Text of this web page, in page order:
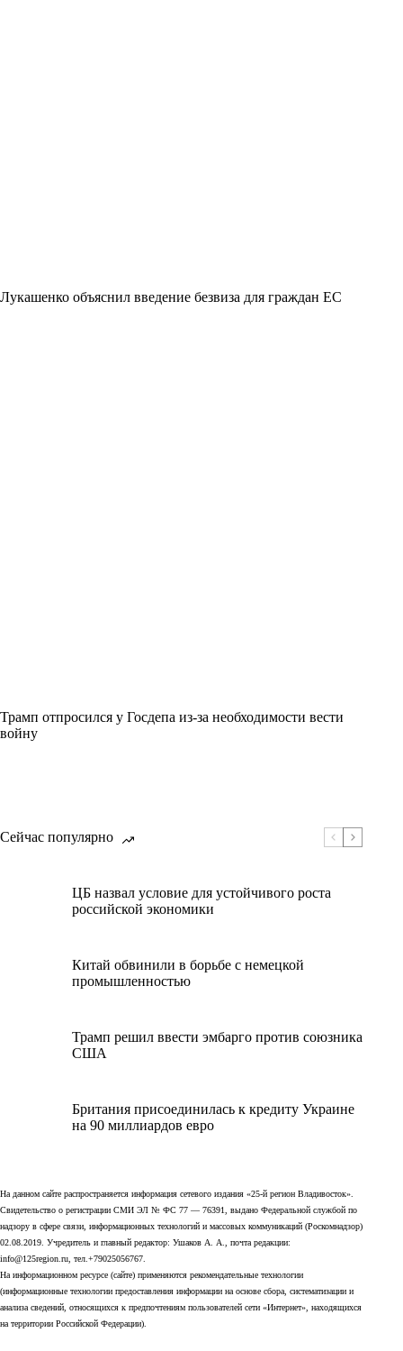
Лукашенко объяснил введение безвиза для граждан ЕС
Трамп отпросился у Госдепа из-за необходимости вести
войну
Сейчас популярно
ЦБ назвал условие для устойчивого роста
российской экономики
Китай обвинили в борьбе с немецкой
промышленностью
Трамп решил ввести эмбарго против союзника
США
Британия присоединилась к кредиту Украине
на 90 миллиардов евро
На данном сайте распространяется информация сетевого издания «25-й регион Владивосток».
Свидетельство о регистрации СМИ ЭЛ № ФС 77 — 76391, выдано Федеральной службой по
надзору в сфере связи, информационных технологий и массовых коммуникаций (Роскомнадзор)
02.08.2019. Учредитель и главный редактор: Ушаков А. А., почта редакции:
info@125region.ru, тел.+79025056767.
На информационном ресурсе (сайте) применяются рекомендательные технологии
(информационные технологии предоставления информации на основе сбора, систематизации и
анализа сведений, относящихся к предпочтениям пользователей сети «Интернет», находящихся
на территории Российской Федерации).